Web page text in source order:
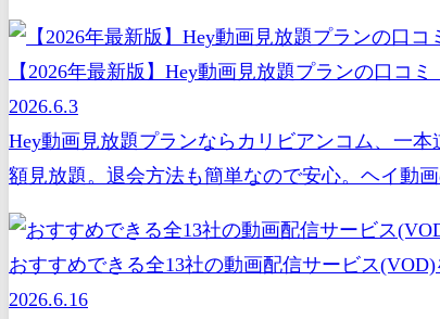
【2026年最新版】Hey動画見放題プランの口コ
2026.6.3
Hey動画見放題プランならカリビアンコム、一
額見放題。退会方法も簡単なので安心。ヘイ動
おすすめできる全13社の動画配信サービス
2026.6.16